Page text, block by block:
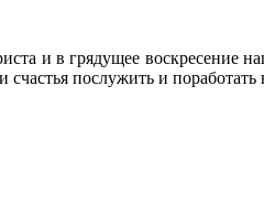
и в грядущее
послужить и